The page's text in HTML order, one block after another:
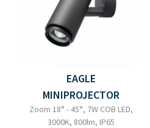
EAGLE
MINIPROJECTOR
Zoom 18° - 45°, 7W COB LED,
3000K, 800lm, IP65